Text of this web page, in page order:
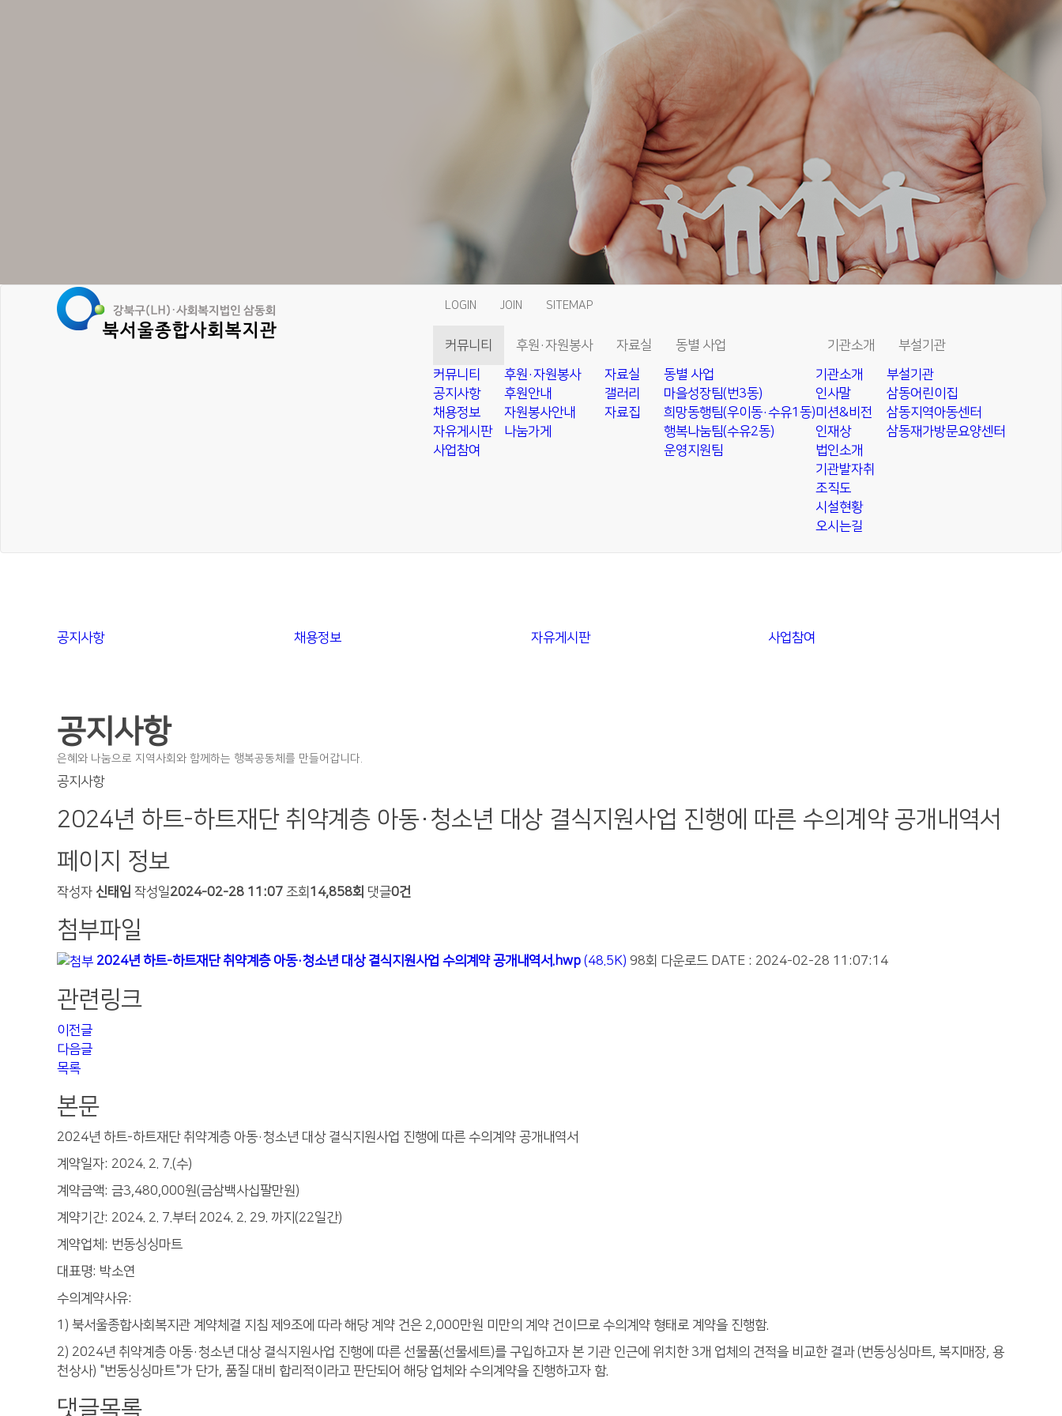
LOGIN JOIN SITEMAP
커뮤니티
커뮤니티
공지사항
채용정보
자유게시판
사업참여
후원·자원봉사
후원·자원봉사
후원안내
자원봉사안내
나눔가게
자료실
자료실
갤러리
자료집
동별 사업
동별 사업
마을성장팀(번3동)
희망동행팀(우이동·수유1동)
행복나눔팀(수유2동)
운영지원팀
기관소개
기관소개
인사말
미션&비전
인재상
법인소개
기관발자취
조직도
시설현황
오시는길
부설기관
부설기관
삼동어린이집
삼동지역아동센터
삼동재가방문요양센터
공지사항 채용정보 자유게시판 사업참여
공지사항
은혜와 나눔으로 지역사회와 함께하는 행복공동체를 만들어갑니다.
공지사항
2024년 하트-하트재단 취약계층 아동·청소년 대상 결식지원사업 진행에 따른 수의계약 공개내역서
페이지 정보
작성자 신태임 작성일2024-02-28 11:07 조회 14,858회 댓글0건
첨부파일
2024년 하트-하트재단 취약계층 아동·청소년 대상 결식지원사업 수의계약 공개내역서.hwp (48.5K) 98회 다운로드 DATE : 2024-02-28 11:07:14
관련링크
이전글
다음글
목록
본문
2024년 하트-하트재단 취약계층 아동·청소년 대상 결식지원사업 진행에 따른 수의계약 공개내역서
계약일자: 2024. 2. 7.(수)
계약금액: 금3,480,000원(금삼백사십팔만원)
계약기간: 2024. 2. 7.부터 2024. 2. 29. 까지(22일간)
계약업체: 번동싱싱마트
대표명: 박소연
수의계약사유:
1) 북서울종합사회복지관 계약체결 지침 제9조에 따라 해당 계약 건은 2,000만원 미만의 계약 건이므로 수의계약 형태로 계약을 진행함.
2) 2024년 취약계층 아동·청소년 대상 결식지원사업 진행에 따른 선물품(선물세트)를 구입하고자 본 기관 인근에 위치한 3개 업체의 견적을 비교한 결과 (번동싱싱마트, 복지매장, 용
천상사) "번동싱싱마트"가 단가, 품질 대비 합리적이라고 판단되어 해당 업체와 수의계약을 진행하고자 함.
댓글목록